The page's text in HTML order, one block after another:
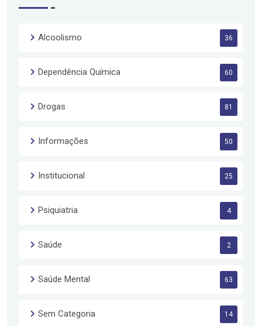
Alcoolismo 36
Dependência Química 60
Drogas 81
Informações 50
Institucional 25
Psiquiatria 4
Saúde 2
Saúde Mental 63
Sem Categoria 14